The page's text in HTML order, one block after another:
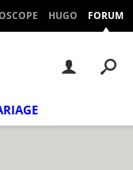
HUGO FORUM